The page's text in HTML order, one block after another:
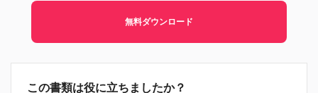
無料ダウンロード